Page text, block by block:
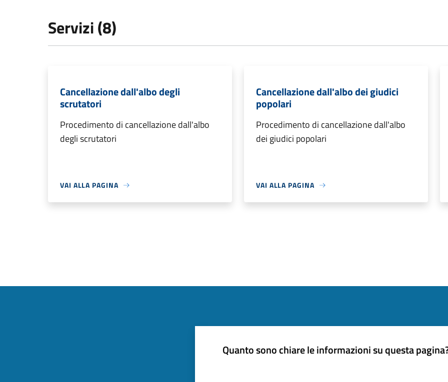
Servizi (8)
Cancellazione dall'albo degli
scrutatori
Procedimento di cancellazione dall'albo
degli scrutatori
VAI ALLA PAGINA
Cancellazione dall'albo dei giudici
popolari
Procedimento di cancellazione dall'albo
dei giudici popolari
VAI ALLA PAGINA
Quanto sono chiare le informazioni su questa